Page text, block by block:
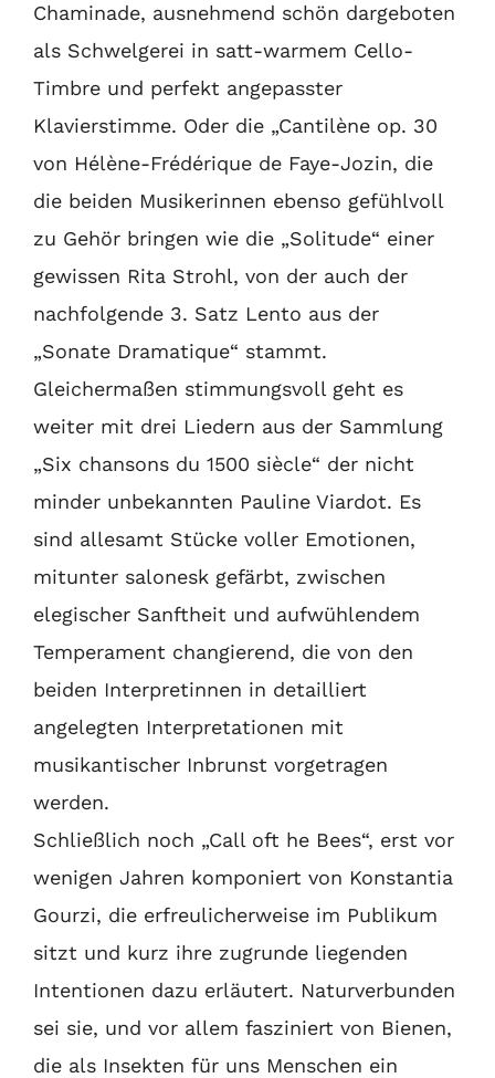
Chaminade, ausnehmend schön dargeboten
als Schwelgerei in satt-warmem Cello-
Timbre und perfekt angepasster
Klavierstimme. Oder die „Cantilène op. 30
von Hélène-Frédérique de Faye-Jozin, die
die beiden Musikerinnen ebenso gefühlvoll
zu Gehör bringen wie die „Solitude“ einer
gewissen Rita Strohl, von der auch der
nachfolgende 3. Satz Lento aus der
„Sonate Dramatique“ stammt.
Gleichermaßen stimmungsvoll geht es
weiter mit drei Liedern aus der Sammlung
„Six chansons du 1500 siècle“ der nicht
minder unbekannten Pauline Viardot. Es
sind allesamt Stücke voller Emotionen,
mitunter salonesk gefärbt, zwischen
elegischer Sanftheit und aufwühlendem
Temperament changierend, die von den
beiden Interpretinnen in detailliert
angelegten Interpretationen mit
musikantischer Inbrunst vorgetragen
werden.
Schließlich noch „Call oft he Bees“, erst vor
wenigen Jahren komponiert von Konstantia
Gourzi, die erfreulicherweise im Publikum
sitzt und kurz ihre zugrunde liegenden
Intentionen dazu erläutert. Naturverbunden
sei sie, und vor allem fasziniert von Bienen,
die als Insekten für uns Menschen ein